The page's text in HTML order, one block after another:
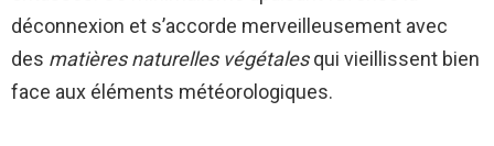
déconnexion et s’accorde merveilleusement avec
des matières naturelles végétalesqui vieillissent bien
face aux éléments météorologiques.